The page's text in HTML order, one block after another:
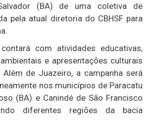
(BA) de uma coletiva de
pela atual diretoria do CBHSF para
com atividades educativas,
e apresentações culturais
de Juazeiro, a campanha será
nos municípios de Paracatu
(BA) e Canindé de São Francisco
diferentes regiões da bacia